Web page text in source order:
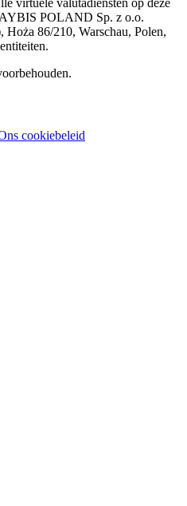
POLAND Sp. z o.o.
Hoża 86/210, Warschau, Polen,
cookiebeleid